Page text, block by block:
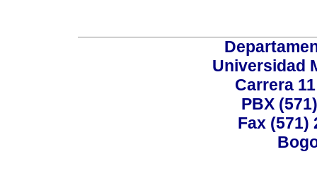
Universidad
Carrera
PBX
Fax (571)